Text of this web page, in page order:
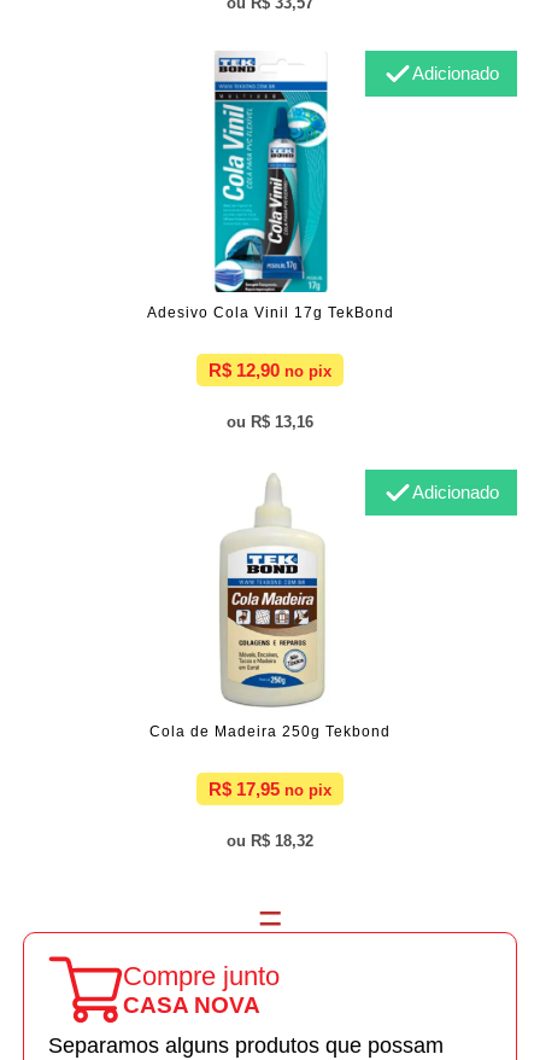
Adesivo Cola Vinil 17g TekBond
R$ 12,90
R$ 13,16
Adicionado
Cola de Madeira 250g Tekbond
R$ 17,95
R$ 18,32
Adicionado
Compre junto
CASA NOVA
Separamos alguns produtos que possam